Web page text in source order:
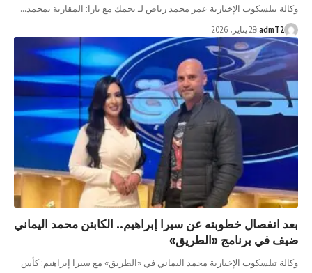
وكالة تيلسكوب الإخبارية عمر محمد رياض لـ نجمك مع يارا: المقارنة بمحمد…
admT2 28 يناير، 2026
بعد انفصال خطوبته عن سيرا إبراهيم.. الكابتن محمد اليماني
ضيف في برنامج «الطريق»
وكالة تيلسكوب الإخبارية محمد اليماني في «الطريق» مع سيرا إبراهيم: كأس